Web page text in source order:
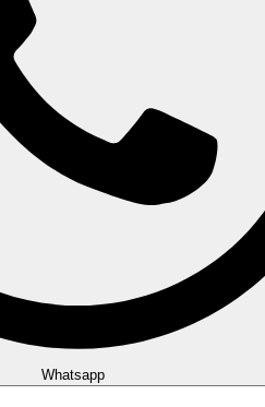
Whatsapp